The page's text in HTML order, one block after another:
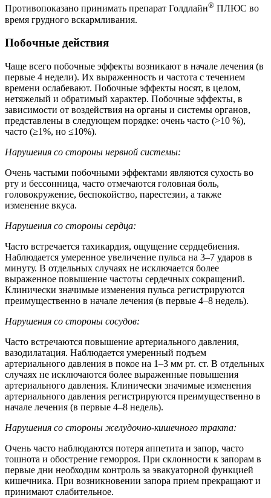
Противопоказано принимать препарат Голдлайн® ПЛЮС во
время грудного вскармливания.
Побочные действия
Чаще всего побочные эффекты возникают в начале лечения (в
первые 4 недели). Их выраженность и частота с течением
времени ослабевают. Побочные эффекты носят, в целом,
нетяжелый и обратимый характер. Побочные эффекты, в
зависимости от воздействия на органы и системы органов,
представлены в следующем порядке: очень часто (>10 %),
часто (≥1%, но ≤10%).
Нарушения со стороны нервной системы:
Очень частыми побочными эффектами являются сухость во
рту и бессонница, часто отмечаются головная боль,
головокружение, беспокойство, парестезии, а также
изменение вкуса.
Нарушения со стороны сердца:
Часто встречается тахикардия, ощущение сердцебиения.
Наблюдается умеренное увеличение пульса на 3–7 ударов в
минуту. В отдельных случаях не исключается более
выраженное повышение частоты сердечных сокращений.
Клинически значимые изменения пульса регистрируются
преимущественно в начале лечения (в первые 4–8 недель).
Нарушения со стороны сосудов:
Часто встречаются повышение артериального давления,
вазодилатация. Наблюдается умеренный подъем
артериального давления в покое на 1–3 мм рт. ст. В отдельных
случаях не исключаются более выраженные повышения
артериального давления. Клинически значимые изменения
артериального давления регистрируются преимущественно в
начале лечения (в первые 4–8 недель).
Нарушения со стороны желудочно-кишечного тракта:
Очень часто наблюдаются потеря аппетита и запор, часто
тошнота и обострение геморроя. При склонности к запорам в
первые дни необходим контроль за эвакуаторной функцией
кишечника. При возникновении запора прием прекращают и
принимают слабительное.